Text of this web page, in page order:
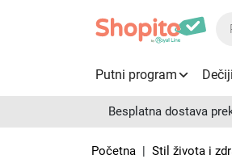
Putni program
Besplatna dostava
Početna |Stil života i